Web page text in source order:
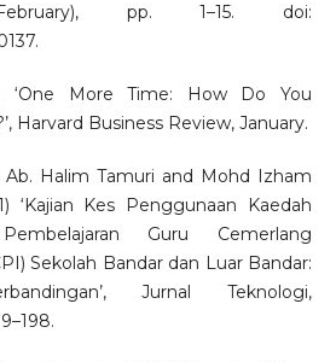
pp. 1–15. doi:
‘One More Time: How Do You
Harvard Business Review, January.
Ab. Halim Tamuri and Mohd Izham
‘Kajian Kes Penggunaan Kaedah
Guru Cemerlang
Sekolah Bandar dan Luar Bandar:
Jurnal Teknologi,